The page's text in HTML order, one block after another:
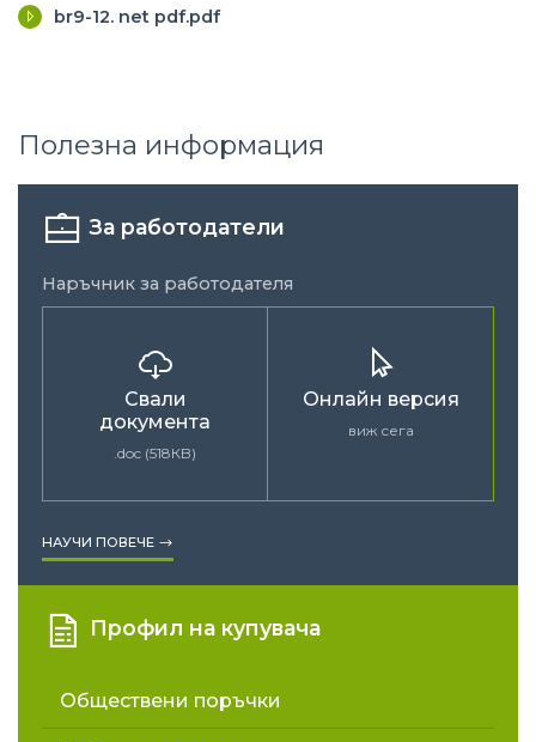
br9-12. net pdf.pdf
Полезна информация
За работодатели
Наръчник за работодателя
Свали
документа
.doc (518КB)
Онлайн версия
виж сега
НАУЧИ ПОВЕЧЕ
Профил на купувача
Обществени поръчки